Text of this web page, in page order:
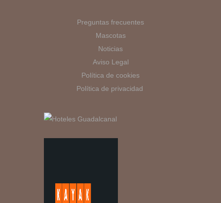
Preguntas frecuentes
Mascotas
Noticias
Aviso Legal
Política de cookies
Política de privacidad